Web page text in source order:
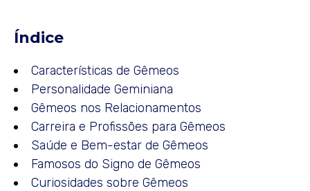
Índice
Características de Gêmeos
Personalidade Geminiana
Gêmeos nos Relacionamentos
Carreira e Profissões para Gêmeos
Saúde e Bem-estar de Gêmeos
Famosos do Signo de Gêmeos
Curiosidades sobre Gêmeos